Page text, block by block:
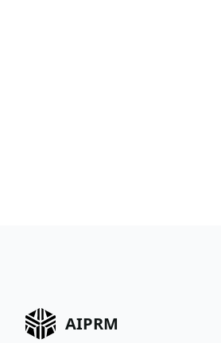
AIPRM